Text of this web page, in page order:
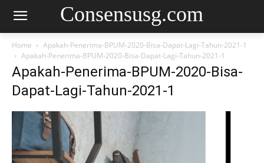
Consensusg.com
Home
Apakah-Penerima-BPUM-2020-Bisa-Dapat-Lagi-Tahun-2021-1
Apakah-Penerima-BPUM-2020-Bisa-Dapat-Lagi-Tahun-2021-1
Apakah-Penerima-BPUM-2020-Bisa-
Dapat-Lagi-Tahun-2021-1